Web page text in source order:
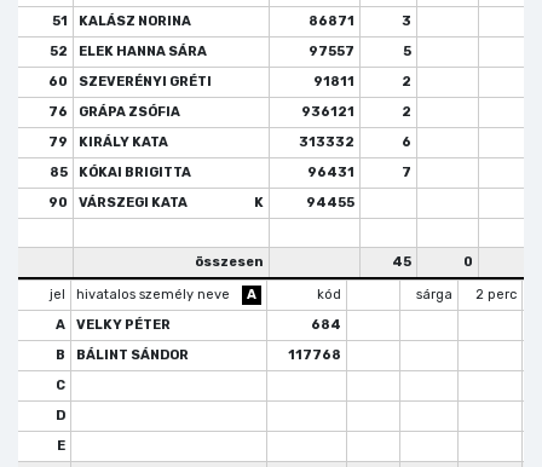
51
KALÁSZ NORINA 86871
3
52
ELEK HANNA SÁRA 97557
5
60
SZEVERÉNYI GRÉTI 91811
2
76
GRÁPA ZSÓFIA 936121
2
79
KIRÁLY KATA 313332
6
85
KÓKAI BRIGITTA 96431
7
90
VÁRSZEGI KATA K 94455
összesen 45 0
jel hivatalos személy neve A kód sárga 2 perc
A
VELKY PÉTER
684
B
BÁLINT SÁNDOR
117768
C
D
E